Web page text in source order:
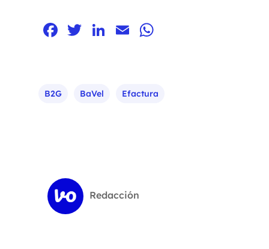
Facebook
Twitter
LinkedIn
Email
B2G BaVel Efactura
Redacción